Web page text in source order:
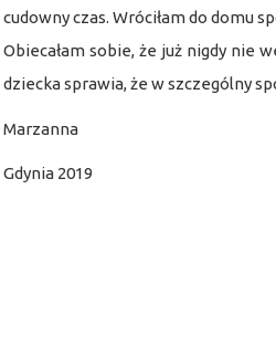
cudowny czas. Wróciłam do domu
Obiecałam sobie, że już nigdy nie
dziecka sprawia, że w szczególny
Marzanna
Gdynia 2019